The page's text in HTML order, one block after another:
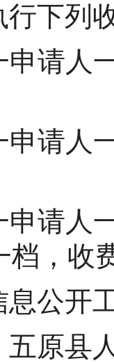
行下列
申请
申请
申请
档，收
息公开
五原县